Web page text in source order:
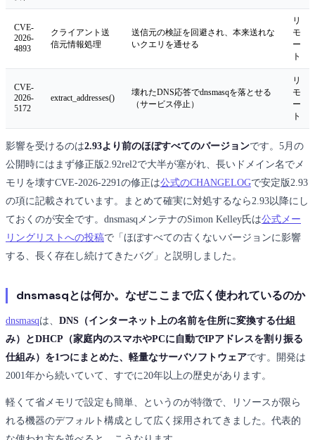
CVE-
2026-
4893
クライアント送
信元情報処理
送信元の検証を回避され、本来送れな
いクエリを通せる
リ
モ
ー
ト
CVE-
2026-
5172
extract_addresses()
壊れたDNS応答でdnsmasqを落とせる
（サービス停止）
リ
モ
ー
ト
影響を受けるのは2.93より前のほぼすべてのバージョンです。5月の
公開時にはまず修正版2.92rel2で大半が塞がれ、長いドメイン名でメ
モリを壊すCVE-2026-2291の修正は公式のCHANGELOGで安定版2.93
の項に記載されています。まとめて確実に対処するなら2.93以降にし
ておくのが安全です。dnsmasqメンテナのSimon Kelley氏は公式メー
リングリストへの投稿で「ほぼすべての古くないバージョンに影響
する、長く存在し続けてきたバグ」と説明しました。
dnsmasqとは何か。なぜここまで広く使われているのか
dnsmasqは、 DNS（インターネット上の名前を住所に変換する仕組
み）とDHCP（家庭内のスマホやPCに自動でIPアドレスを割り振る
仕組み）を1つにまとめた、軽量なサーバソフトウェアです。開発は
2001年から続いていて、すでに20年以上の歴史があります。
軽くて省メモリで設定も簡単、というのが特徴で、リソースが限ら
れる機器のデフォルト構成として広く採用されてきました。代表的